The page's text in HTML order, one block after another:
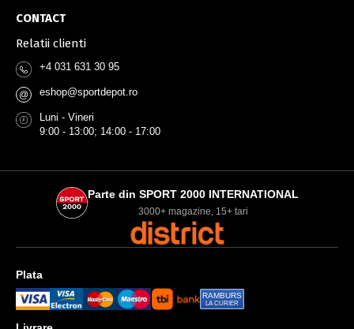
CONTACT
Relatii clienti
+4 031 631 30 95
@ eshop@sportdepot.ro
Luni - Vineri
9:00 - 13:00; 14:00 - 17:00
Parte din SPORT 2000 INTERNATIONAL
3000+ magazine, 15+ tari
Plata
RAMBURS
LA CURIER